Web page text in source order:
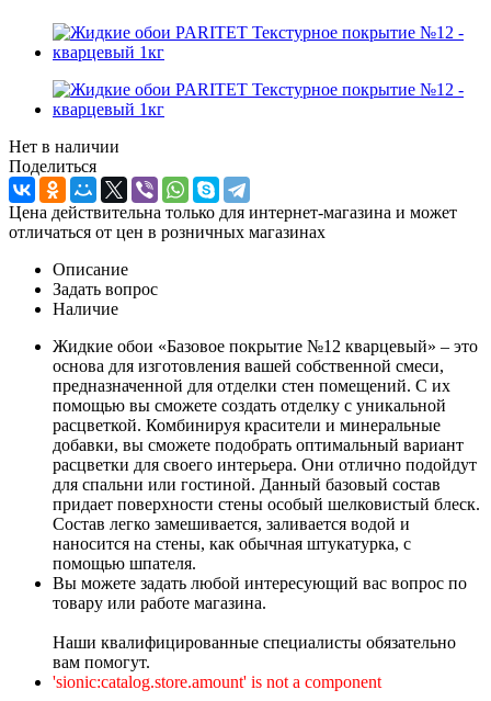
Нет в наличии
Поделиться
Цена действительна только для интернет-магазина и может
отличаться от цен в розничных магазинах
Описание
Задать вопрос
Наличие
Жидкие обои «Базовое покрытие №12 кварцевый» – это
основа для изготовления вашей собственной смеси,
предназначенной для отделки стен помещений. С их
помощью вы сможете создать отделку с уникальной
расцветкой. Комбинируя красители и минеральные
добавки, вы сможете подобрать оптимальный вариант
расцветки для своего интерьера. Они отлично подойдут
для спальни или гостиной. Данный базовый состав
придает поверхности стены особый шелковистый блеск.
Состав легко замешивается, заливается водой и
наносится на стены, как обычная штукатурка, с
помощью шпателя.
Вы можете задать любой интересующий вас вопрос по
товару или работе магазина.
Наши квалифицированные специалисты обязательно
вам помогут.
'sionic:catalog.store.amount' is not a component